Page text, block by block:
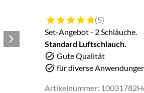
Bewertung: 5 von 5 (5
(5)
Set-Angebot - 2 Schläuche.
Standard Luftschlauch.
Gute Qualität
für diverse
Artikelnummer: 10031782